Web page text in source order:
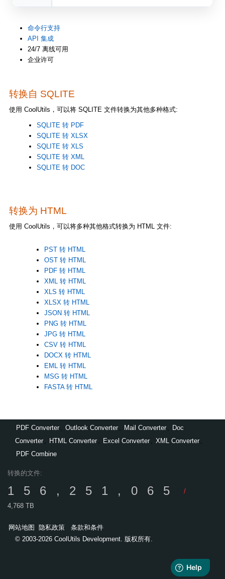
命令行支持
API 集成
24/7 离线可用
企业许可
转换自 SQLITE
使用 CoolUtils，可以将 SQLITE 文件转换为其他多种格式:
SQLITE 转 PDF
SQLITE 转 XLSX
SQLITE 转 XLS
SQLITE 转 XML
SQLITE 转 DOC
转换为 HTML
使用 CoolUtils，可以将多种其他格式转换为 HTML 文件:
PST 转 HTML
OST 转 HTML
PDF 转 HTML
XML 转 HTML
XLS 转 HTML
XLSX 转 HTML
JSON 转 HTML
PNG 转 HTML
JPG 转 HTML
CSV 转 HTML
DOCX 转 HTML
EML 转 HTML
MSG 转 HTML
FASTA 转 HTML
PDF Converter Outlook Converter Mail Converter
Doc
Converter
HTML Converter Excel Converter XML Converter
PDF Combine
转换的文件:
156,251,065
/
4,768 TB
网站地图 隐私政策
条款和条件
© 2003-2026 CoolUtils Development. 版权所有.